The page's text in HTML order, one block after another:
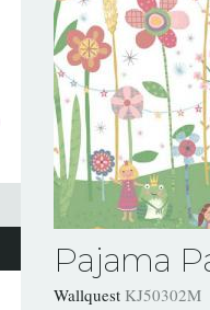
Pajama
Wallquest KJ50302M